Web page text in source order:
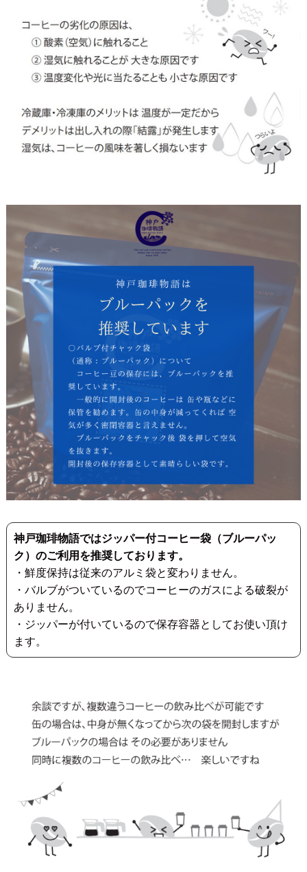
神戸珈琲物語ではジッパー付コーヒー袋（ブルーパッ
ク）のご利用を推奨しております。
・鮮度保持は従来のアルミ袋と変わりません。
・バルブがついているのでコーヒーのガスによる破裂が
ありません。
・ジッパーが付いているので保存容器としてお使い頂け
ます。